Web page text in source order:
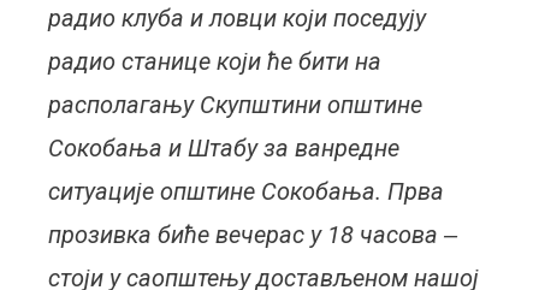
радио клуба и ловци који поседују
радио станице који ће бити на
располагању Скупштини општине
Сокобања и Штабу за ванредне
ситуације општине Сокобања. Прва
прозивка биће вечерас у 18 часова ‒
стоји у саопштењу достављеном нашој